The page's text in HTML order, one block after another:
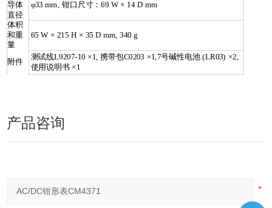
导体
直径
φ33 mm, 钳口尺寸：69 W × 14 D mm
体积
和重
量
65 W × 215 H × 35 D mm, 340 g
附件
测试线L9207-10 ×1, 携带包C0203 ×1,7号碱性电池 (LR03) ×2,
使用说明书 ×1
产品咨询